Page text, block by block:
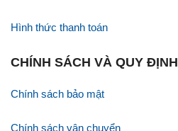
Hình thức thanh toán
CHÍNH SÁCH VÀ QUY ĐỊNH
Chính sách bảo mật
Chính sách vận chuyển